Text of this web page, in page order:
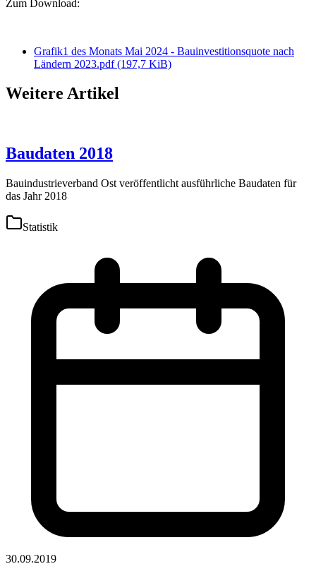
Zum Download:
Grafik1 des Monats Mai 2024 - Bauinvestitionsquote nach
Ländern 2023.pdf(197,7 KiB)
Weitere Artikel
Baudaten 2018
Bauindustrieverband Ost veröffentlicht ausführliche Baudaten für
das Jahr 2018
Statistik
30.09.2019